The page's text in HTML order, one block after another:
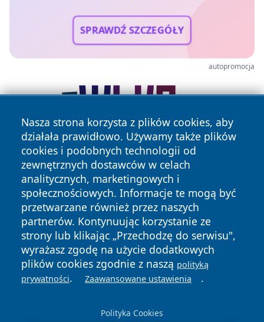
SPRAWDŹ SZCZEGÓŁY
autopromocja
Nasza strona korzysta z plików cookies, aby
działała prawidłowo. Używamy także plików
cookies i podobnych technologii od
zewnętrznych dostawców w celach
analitycznych, marketingowych i
społecznościowych. Informacje te mogą być
przetwarzane również przez naszych
partnerów. Kontynuując korzystanie ze
strony lub klikając „Przechodzę do serwisu",
wyrażasz zgodę na użycie dodatkowych
plików cookies zgodnie z naszą polityką
prywatności. Zaawansowane ustawienia .
Polityka Cookies
Copyright © 2026 kielceinfo.pl Wszystkie prawa zastrzeżone.
News Autorzy
Polityka
Prywatności
Polityka
Cookies